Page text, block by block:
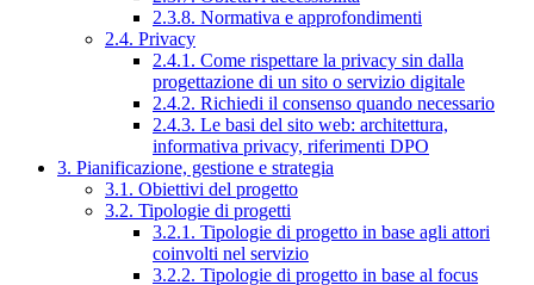
2.3.8. Normativa e approfondimenti
2.4. Privacy
2.4.1. Come rispettare la privacy sin dalla
progettazione di un sito o servizio digitale
2.4.2. Richiedi il consenso quando necessario
2.4.3. Le basi del sito web: architettura,
informativa privacy, riferimenti DPO
3. Pianificazione, gestione e strategia
3.1. Obiettivi del progetto
3.2. Tipologie di progetti
3.2.1. Tipologie di progetto in base agli attori
coinvolti nel servizio
3.2.2. Tipologie di progetto in base al focus